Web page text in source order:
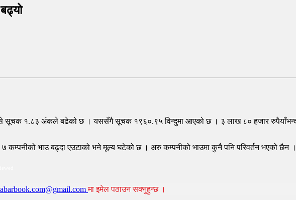
सूचक १.८३ अंकले बढेको छ । यससँगै सूचक १९६०.९५ विन्दुमा आएको छ । ३ लाख ८० हजार रुपैयाँभन्दा
कम्पनीको भाउ बढ्दा एउटाको भने मूल्य घटेको छ । अरु कम्पनीको भाउमा कुनै पनि परिवर्तन भएको छैन ।
मा इमेल पठाउन सक्नुहुन्छ ।